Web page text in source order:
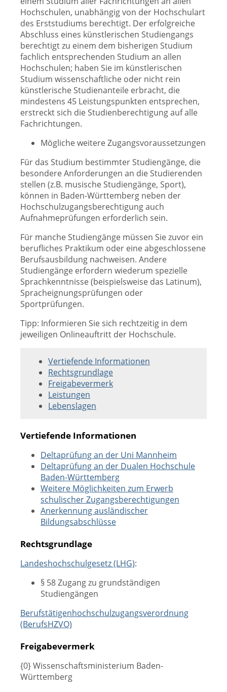
Hochschulen, unabhängig von der Hochschulart
des Erststudiums berechtigt. Der erfolgreiche
Abschluss eines künstlerischen Studiengangs
berechtigt zu einem dem bisherigen Studium
fachlich entsprechenden Studium an allen
Hochschulen; haben Sie im künstlerischen
Studium wissenschaftliche oder nicht rein
künstlerische Studienanteile erbracht, die
mindestens 45 Leistungspunkten entsprechen,
erstreckt sich die Studienberechtigung auf alle
Fachrichtungen.
Mögliche weitere Zugangsvoraussetzungen
Für das Studium bestimmter Studiengänge, die
besondere Anforderungen an die Studierenden
stellen (z.B. musische Studiengänge, Sport),
können in Baden-Württemberg neben der
Hochschulzugangsberechtigung auch
Aufnahmeprüfungen erforderlich sein.
Für manche Studiengänge müssen Sie zuvor ein
berufliches Praktikum oder eine abgeschlossene
Berufsausbildung nachweisen. Andere
Studiengänge erfordern wiederum spezielle
Sprachkenntnisse (beispielsweise das Latinum),
Spracheignungsprüfungen oder
Sportprüfungen.
Tipp: Informieren Sie sich rechtzeitig in dem
jeweiligen Onlineauftritt der Hochschule.
Vertiefende Informationen
Rechtsgrundlage
Freigabevermerk
Leistungen
Lebenslagen
Vertiefende Informationen
Deltaprüfung an der Uni Mannheim
Deltaprüfung an der Dualen Hochschule
Baden-Württemberg
Weitere Möglichkeiten zum Erwerb
schulischer Zugangsberechtigungen
Anerkennung ausländischer
Bildungsabschlüsse
Rechtsgrundlage
Landeshochschulgesetz (LHG):
§ 58 Zugang zu grundständigen
Studiengängen
Berufstätigenhochschulzugangsverordnung
(BerufsHZVO)
Freigabevermerk
{0}Wissenschaftsministerium Baden-
Württemberg